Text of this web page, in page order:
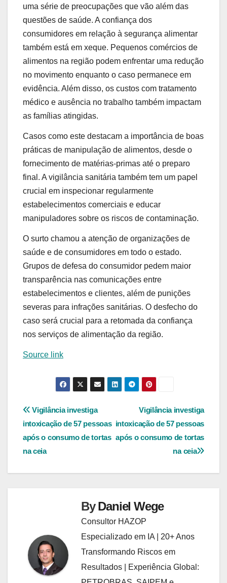
uma série de preocupações que vão além das
questões de saúde. A confiança dos
consumidores em relação à segurança alimentar
também está em xeque. Pequenos comércios de
alimentos na região podem enfrentar uma redução
no movimento enquanto o caso permanece em
evidência. Além disso, os custos com tratamento
médico e ausência no trabalho também impactam
as famílias atingidas.
Casos como este destacam a importância de boas
práticas de manipulação de alimentos, desde o
fornecimento de matérias-primas até o preparo
final. A vigilância sanitária também tem um papel
crucial em inspecionar regularmente
estabelecimentos comerciais e educar
manipuladores sobre os riscos de contaminação.
O surto chamou a atenção de organizações de
saúde e de consumidores em todo o estado.
Grupos de defesa do consumidor pedem maior
transparência nas comunicações entre
estabelecimentos e clientes, além de punições
severas para infrações sanitárias. O desfecho do
caso será crucial para a retomada da confiança
nos serviços de alimentação da região.
Source link
Navegação
de
Post
Vigilância investiga
intoxicação de 57 pessoas
após o consumo de tortas
na ceia
Vigilância investiga
intoxicação de 57 pessoas
após o consumo de tortas
na ceia
ByDaniel Wege
Consultor HAZOP
Especializado em IA | 20+ Anos
Transformando Riscos em
Resultados | Experiência Global: